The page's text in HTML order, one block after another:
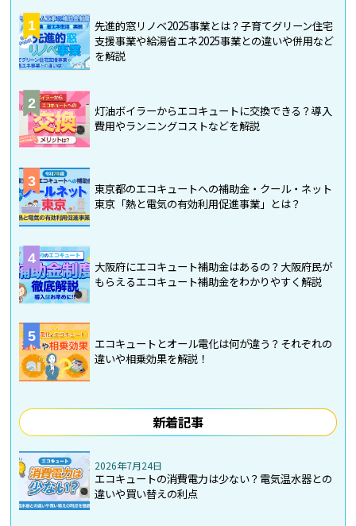
1
先進的窓リノベ2025事業とは？子育てグリーン住宅
支援事業や給湯省エネ2025事業との違いや併用など
を解説
2
灯油ボイラーからエコキュートに交換できる？導入
費用やランニングコストなどを解説
3
東京都のエコキュートへの補助金・クール・ネット
東京「熱と電気の有効利用促進事業」とは？
4
大阪府にエコキュート補助金はあるの？大阪府民が
もらえるエコキュート補助金をわかりやすく解説
5
エコキュートとオール電化は何が違う？それぞれの
違いや相乗効果を解説！
新着記事
2026年7月24日
エコキュートの消費電力は少ない？電気温水器との
違いや買い替えの利点